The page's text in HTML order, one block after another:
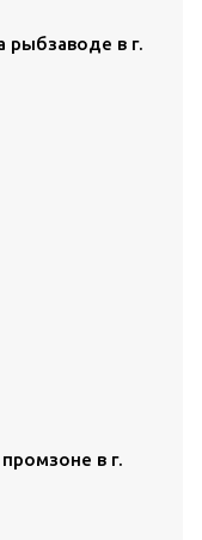
рыбзаводе в г.
в г.